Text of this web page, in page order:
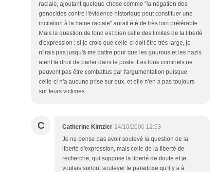
raciale, ajoutant quelque chose comme "la négation des
génocides contre l'évidence historique peut constituer une
incitation à la haine raciale" aurait été de très loin préférable.
Mais la question de fond est bien celle des limites de la liberté
d'expression : si je crois que celle-ci doit être très large, je
n'irais pas jusqu'à me battre pour que les gourous et les nazis
aient le droit de parler dans le poste. Les fous criminels ne
peuvent pas être combattus par l'argumentation puisque
celle-ci n'a aucune prise sur eux, et elle n'en a pas toujours
sur leurs victimes.
C Catherine Kintzler 24/10/2006 12:53
Je ne pense pas avoir soulevé la question de la
liberté d'expression, mais celle de la liberté de
recherche, qui suppose la liberté de doute et je
voulais surtout soulever le paradoxe qu'il y a à